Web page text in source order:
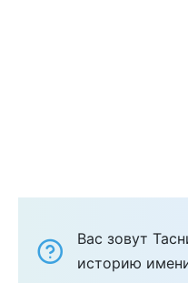
Вас зовут
историю